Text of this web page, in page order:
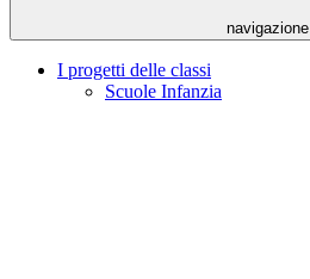
navigazione
I progetti delle classi
Scuole Infanzia